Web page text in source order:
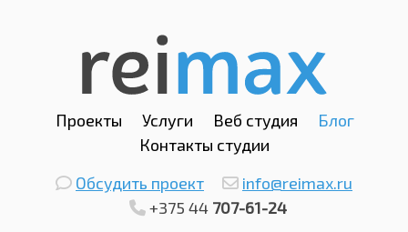
Проекты Услуги Веб студия
Блог
Контакты студии
Обсудить проект
info@reimax.ru
+375 44 707-61-24